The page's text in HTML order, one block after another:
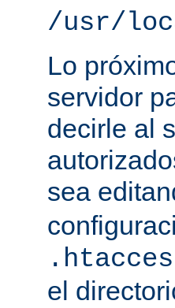
/usr/
Lo
servidor
decirle al
sea
el